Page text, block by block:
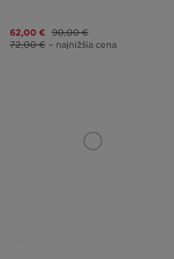
62,00 € 90,00 €
72,00 € – najnižšia cena